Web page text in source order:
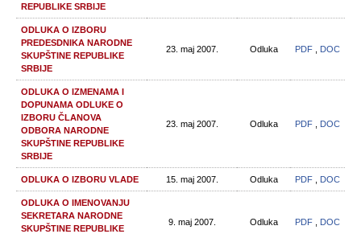
REPUBLIKE SRBIJE
ODLUKA O IZBORU
PREDESDNIKA NARODNE
SKUPŠTINE REPUBLIKE
SRBIJE
23. maj 2007. Odluka PDF DOC
ODLUKA O IZMENAMA I
DOPUNAMA ODLUKE O
IZBORU ČLANOVA
ODBORA NARODNE
SKUPŠTINE REPUBLIKE
SRBIJE
23. maj 2007. Odluka PDF DOC
ODLUKA O IZBORU VLADE 15. maj 2007. Odluka PDF DOC
ODLUKA O IMENOVANJU
SEKRETARA NARODNE
SKUPŠTINE REPUBLIKE
9. maj 2007. Odluka PDF DOC